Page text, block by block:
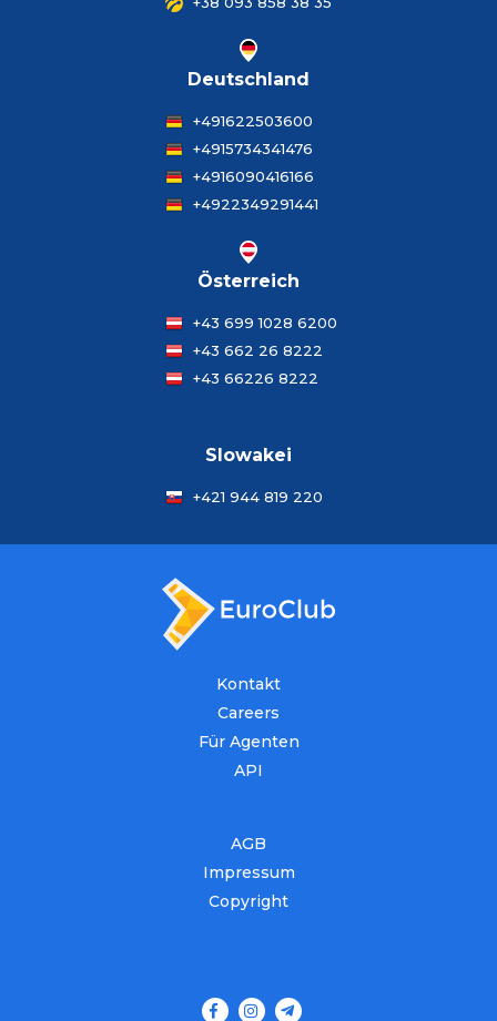
Deutschland
+491622503600
+4915734341476
+4916090416166
+4922349291441
Österreich
+43 699 1028 6200
+43 662 26 8222
+43 66226 8222
Slowakei
+421 944 819 220
Kontakt
Careers
Für Agenten
API
AGB
Impressum
Copyright